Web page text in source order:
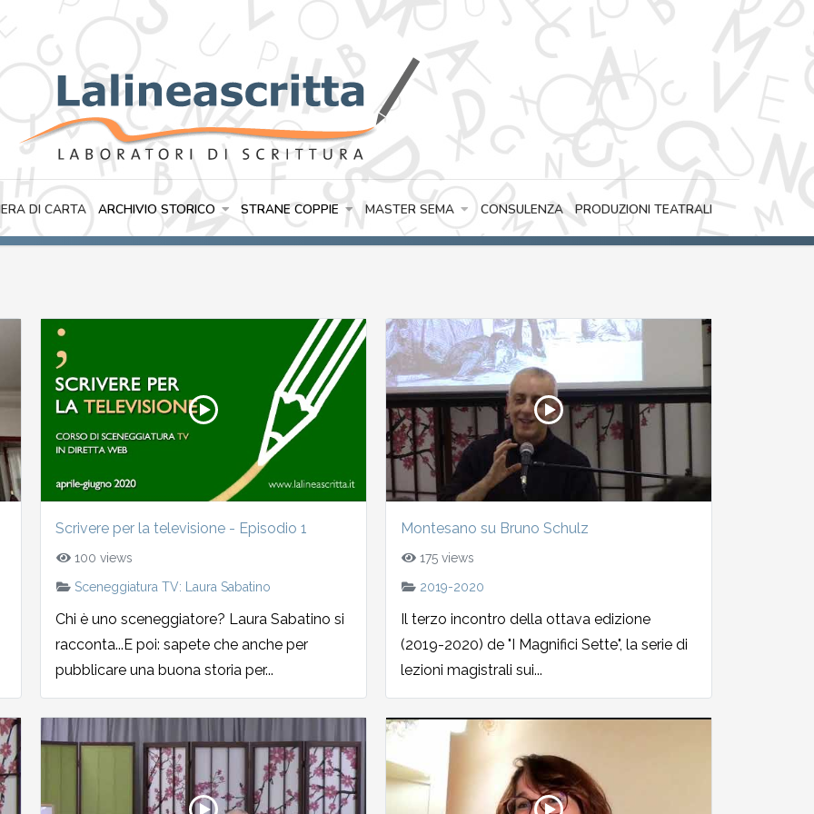
DI CARTA ARCHIVIO STORICO STRANE COPPIE MASTER SEMA CONSULENZA PRODUZIONI TEATRALI
Scrivere per la televisione - Episodio 1
100 views
Sceneggiatura TV: Laura Sabatino
Chi è uno sceneggiatore? Laura Sabatino si
racconta...E poi: sapete che anche per
pubblicare una buona storia per...
Montesano su Bruno Schulz
175 views
2019-2020
Il terzo incontro della ottava edizione
(2019-2020) de "I Magnifici Sette", la serie di
lezioni magistrali sui...